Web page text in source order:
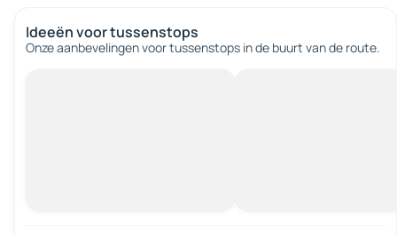
Ideeën voor tussenstops
Onze aanbevelingen voor tussenstops in de buurt van de route.